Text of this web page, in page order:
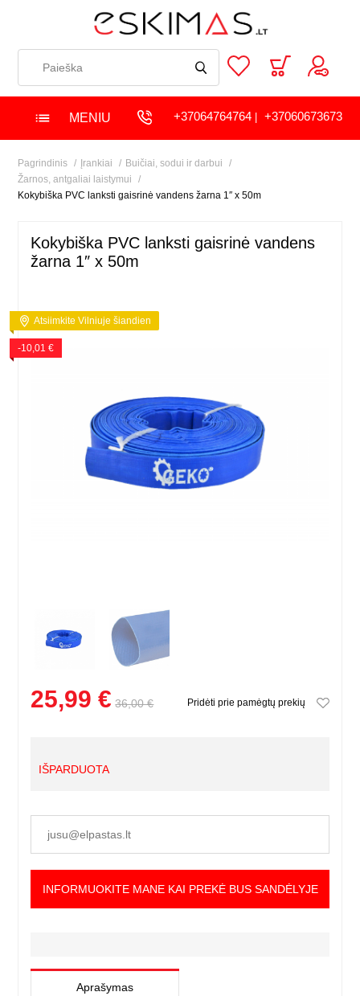
MENIU +37064764764| +37060673673
Pagrindinis Įrankiai
Buičiai, sodui ir darbui
Žarnos, antgaliai laistymui
Kokybiška PVC lanksti gaisrinė vandens žarna 1″ x 50m
Kokybiška PVC lanksti gaisrinė vandens
žarna 1″ x 50m
Atsiimkite Vilniuje šiandien
-10,01 €
25,99 € 36,00 € Pridėti prie pamėgtų prekių
IŠPARDUOTA
INFORMUOKITE MANE KAI PREKĖ BUS SANDĖLYJE
Aprašymas